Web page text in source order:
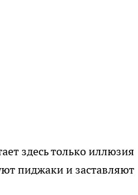
здесь только иллюзия
пиджаки и заставляют